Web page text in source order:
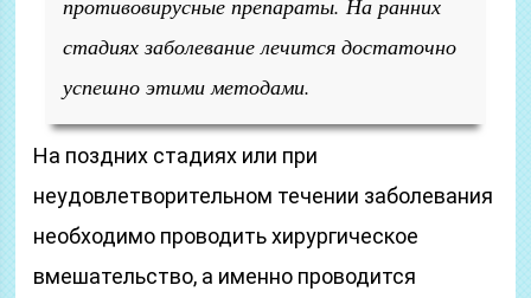
противовирусные препараты. На ранних
стадиях заболевание лечится достаточно
успешно этими методами.
На поздних стадиях или при
неудовлетворительном течении заболевания
необходимо проводить хирургическое
вмешательство, а именно проводится